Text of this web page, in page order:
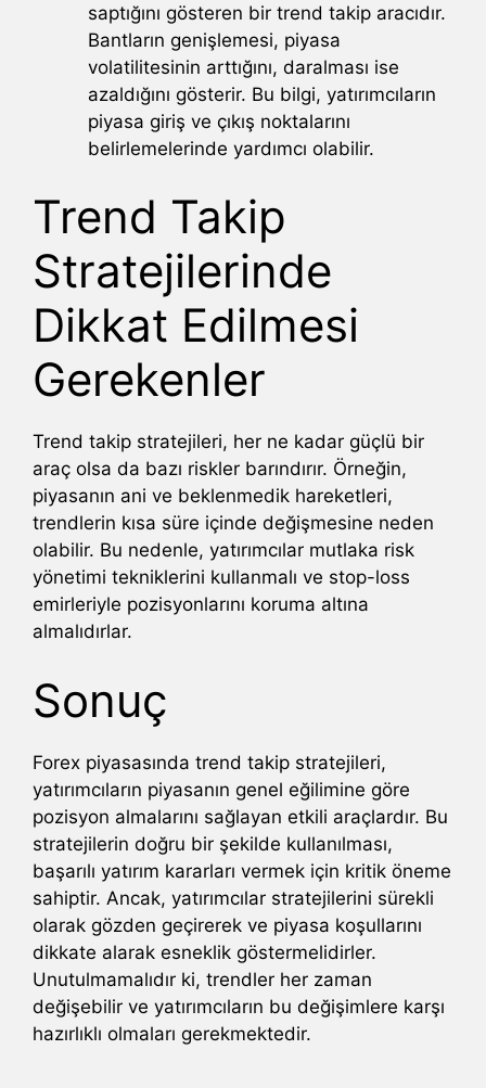
saptığını gösteren bir trend takip aracıdır.
Bantların genişlemesi, piyasa
volatilitesinin arttığını, daralması ise
azaldığını gösterir. Bu bilgi, yatırımcıların
piyasa giriş ve çıkış noktalarını
belirlemelerinde yardımcı olabilir.
Trend Takip
Stratejilerinde
Dikkat Edilmesi
Gerekenler
Trend takip stratejileri, her ne kadar güçlü bir
araç olsa da bazı riskler barındırır. Örneğin,
piyasanın ani ve beklenmedik hareketleri,
trendlerin kısa süre içinde değişmesine neden
olabilir. Bu nedenle, yatırımcılar mutlaka risk
yönetimi tekniklerini kullanmalı ve stop-loss
emirleriyle pozisyonlarını koruma altına
almalıdırlar.
Sonuç
Forex piyasasında trend takip stratejileri,
yatırımcıların piyasanın genel eğilimine göre
pozisyon almalarını sağlayan etkili araçlardır. Bu
stratejilerin doğru bir şekilde kullanılması,
başarılı yatırım kararları vermek için kritik öneme
sahiptir. Ancak, yatırımcılar stratejilerini sürekli
olarak gözden geçirerek ve piyasa koşullarını
dikkate alarak esneklik göstermelidirler.
Unutulmamalıdır ki, trendler her zaman
değişebilir ve yatırımcıların bu değişimlere karşı
hazırlıklı olmaları gerekmektedir.